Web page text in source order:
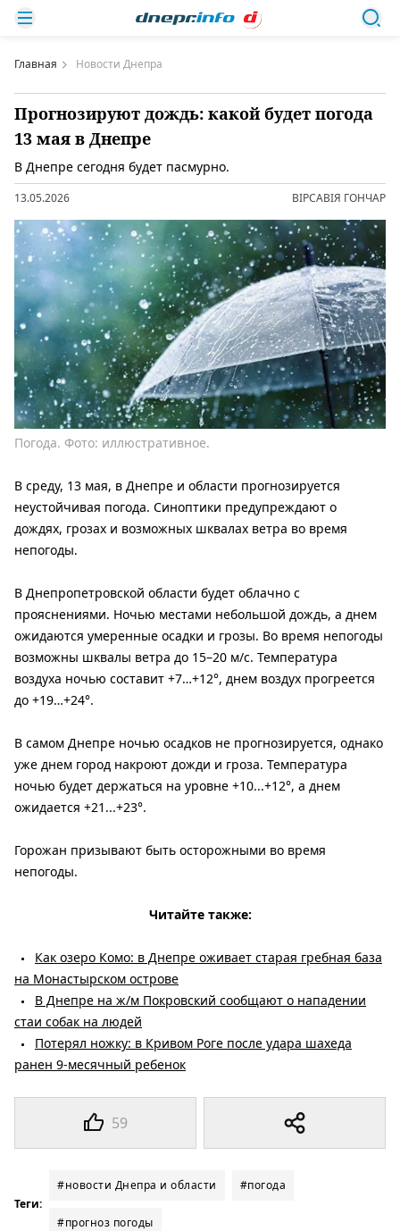
Главная Новости Днепра
Прогнозируют дождь: какой будет погода
13 мая в Днепре
В Днепре сегодня будет пасмурно.
13.05.2026 ВІРСАВІЯ ГОНЧАР
59
Погода. Фото: иллюстративное.
В среду, 13 мая, в Днепре и области прогнозируется
неустойчивая погода. Синоптики предупреждают о
дождях, грозах и возможных шквалах ветра во время
непогоды.
В Днепропетровской области будет облачно с
прояснениями. Ночью местами небольшой дождь, а днем ​​
ожидаются умеренные осадки и грозы. Во время непогоды
возможны шквалы ветра до 15–20 м/с. Температура
воздуха ночью составит +7…+12°, днем ​​воздух прогреется
до +19…+24°.
В самом Днепре ночью осадков не прогнозируется, однако
уже днем ​​город накроют дожди и гроза. Температура
ночью будет держаться на уровне +10...+12°, а днем ​​
ожидается +21...+23°.
Горожан призывают быть осторожными во время
непогоды.
Читайте также:
Как озеро Комо: в Днепре оживает старая гребная база
на Монастырском острове
В Днепре на ж/м Покровский сообщают о нападении
стаи собак на людей
Потерял ножку: в Кривом Роге после удара шахеда
ранен 9-месячный ребенок
Теги:
#новости Днепра и области #погода
#прогноз погоды